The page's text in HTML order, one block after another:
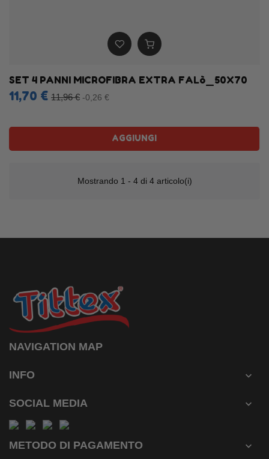
SET 4 PANNI MICROFIBRA EXTRA FALò_50X70
11,70 € 11,96 € -0,26 €
AGGIUNGI
Mostrando 1 - 4 di 4 articolo(i)
NAVIGATION MAP
INFO 
SOCIAL MEDIA 
METODO DI PAGAMENTO 